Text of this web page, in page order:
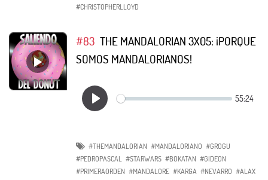
#CHRISTOPHERLLOYD
#83 THE MANDALORIAN 3X05: ¡PORQUE
SOMOS MANDALORIANOS!
#THEMANDALORIAN #MANDALORIANO #GROGU
#PEDROPASCAL #STARWARS #BOKATAN #GIDEON
#PRIMERAORDEN #MANDALORE #KARGA #NEVARRO #ALAX